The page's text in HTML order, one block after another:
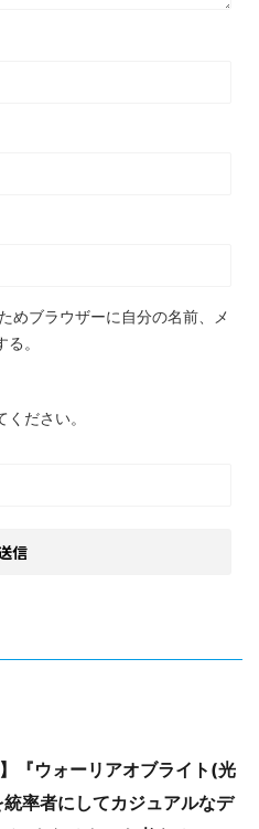
めブラウザーに自分の名前、メ
。
ださい。
】『ウォーリアオブライト(光
率者にしてカジュアルなデ